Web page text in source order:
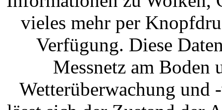
vieles mehr per
Verfügung. Diese
Messnetz am Boden
Wetterüberwachung und